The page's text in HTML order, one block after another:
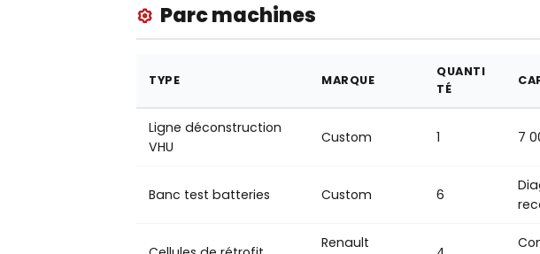
Parc machines
TYPE MARQUE
QUANTI
TÉ
Ligne déconstruction
VHU
Custom 1 7
Banc test batteries Custom 6
Renault